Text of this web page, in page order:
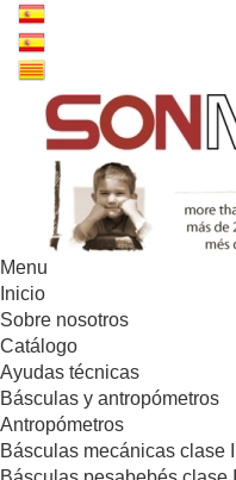
Menu
Inicio
Sobre nosotros
Catálogo
Ayudas técnicas
Básculas y antropómetros
Antropómetros
Básculas mecánicas clase